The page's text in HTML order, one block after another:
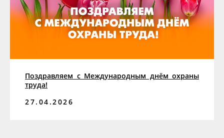
Поздравляем с Международным днём охраны
труда!
27.04.2026